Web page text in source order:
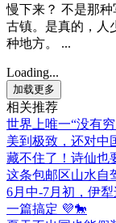
慢下来？ 不是那
古镇。是真的，人
种地方。 ...
Loading...
加载更多
相关推荐
世界上唯一“没有
美到极致，还对
藏不住了！诗仙也
这条包邮区山水自
6月中-7月初，伊
一篇搞定 💜🐎